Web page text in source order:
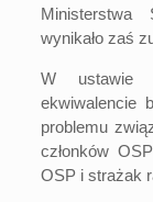
Ministerstwa
wynikało zaś
W ustawie
ekwiwalencie
problemu
członków
OSP i strażak